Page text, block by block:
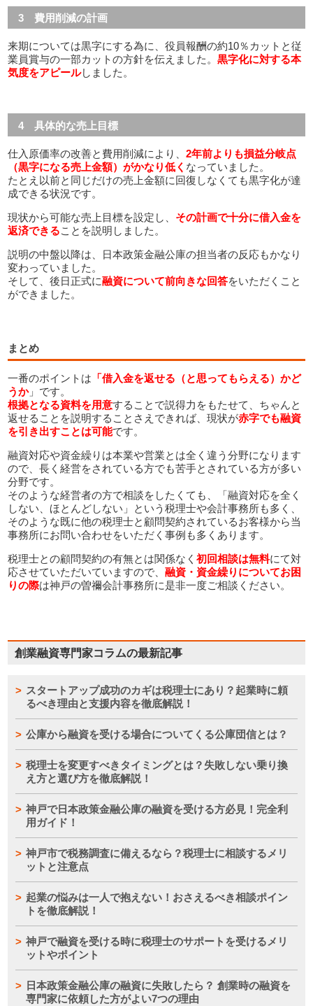
3 費用削減の計画
来期については黒字にする為に、役員報酬の約10％カットと従
業員賞与の一部カットの方針を伝えました。黒字化に対する本
気度をアピールしました。
4 具体的な売上目標
仕入原価率の改善と費用削減により、2年前よりも損益分岐点
（黒字になる売上金額）がかなり低く なっていました。
たとえ以前と同じだけの売上金額に回復しなくても黒字化が達
成できる状況です。
現状から可能な売上目標を設定し、 その計画で十分に借入金を
返済できることを説明しました。
説明の中盤以降は、日本政策金融公庫の担当者の反応もかなり
変わっていました。
そして、後日正式に融資について前向きな回答をいただくこと
ができました。
まとめ
一番のポイントは 「借入金を返せる（と思ってもらえる）かど
うか」です。
根拠となる資料を用意することで説得力をもたせて、ちゃんと
返せることを説明することさえできれば、現状が赤字でも融資
を引き出すことは可能です。
融資対応や資金繰りは本業や営業とは全く違う分野になります
ので、長く経営をされている方でも苦手とされている方が多い
分野です。
そのような経営者の方で相談をしたくても、「融資対応を全く
しない、ほとんどしない」という税理士や会計事務所も多く、
そのような既に他の税理士と顧問契約されているお客様から当
事務所にお問い合わせをいただく事例も多くあります。
税理士との顧問契約の有無とは関係なく初回相談は無料にて対
応させていただいていますので、融資・資金繰りについてお困
りの際は神戸の曽禰会計事務所に是非一度ご相談ください。
創業融資専門家コラムの最新記事
スタートアップ成功のカギは税理士にあり？起業時に頼
るべき理由と支援内容を徹底解説！
公庫から融資を受ける場合についてくる公庫団信とは？
税理士を変更すべきタイミングとは？失敗しない乗り換
え方と選び方を徹底解説！
神戸で日本政策金融公庫の融資を受ける方必見！完全利
用ガイド！
神戸市で税務調査に備えるなら？税理士に相談するメリ
ットと注意点
起業の悩みは一人で抱えない！おさえるべき相談ポイン
トを徹底解説！
神戸で融資を受ける時に税理士のサポートを受けるメリ
ットやポイント
日本政策金融公庫の融資に失敗したら？ 創業時の融資を
専門家に依頼した方がよい7つの理由